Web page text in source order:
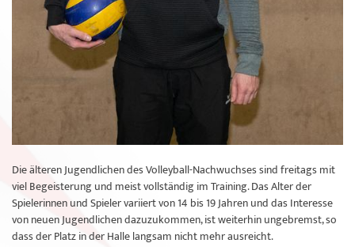
Die älteren Jugendlichen des Volleyball-Nachwuchses sind freitags mit
viel Begeisterung und meist vollständig im Training. Das Alter der
Spielerinnen und Spieler variiert von 14 bis 19 Jahren und das Interesse
von neuen Jugendlichen dazuzukommen, ist weiterhin ungebremst, so
dass der Platz in der Halle langsam nicht mehr ausreicht.